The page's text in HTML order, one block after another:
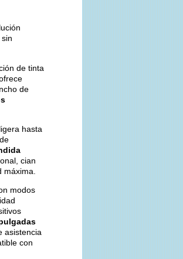
de tinta
de
hasta
cian
modos
asistencia
con